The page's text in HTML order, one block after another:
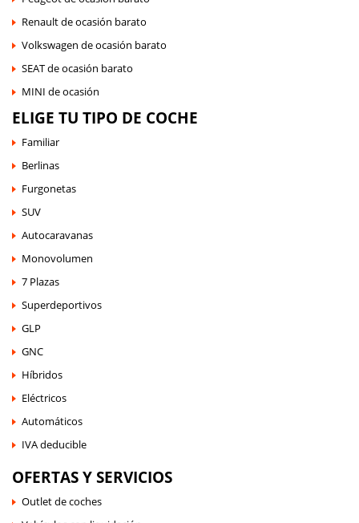
Renault de ocasión barato
Volkswagen de ocasión barato
SEAT de ocasión barato
MINI de ocasión
ELIGE TU TIPO DE COCHE
Familiar
Berlinas
Furgonetas
SUV
Autocaravanas
Monovolumen
7 Plazas
Superdeportivos
GLP
GNC
Híbridos
Eléctricos
Automáticos
IVA deducible
OFERTAS Y SERVICIOS
Outlet de coches